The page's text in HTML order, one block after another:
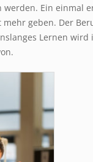
Ein einmal
geben. Der
Lernen